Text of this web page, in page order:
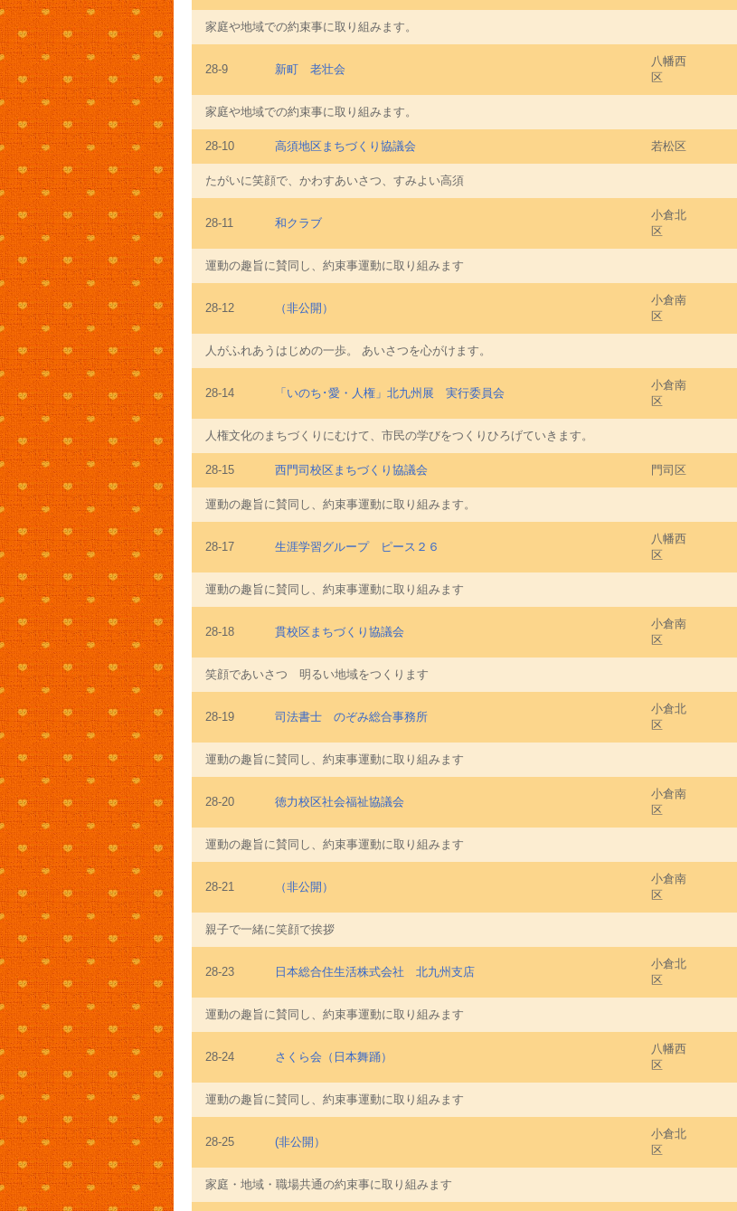
家庭や地域での約束事に取り組みます。
28-9 新町 老壮会
八幡西
区
家庭や地域での約束事に取り組みます。
28-10 高須地区まちづくり協議会 若松区
たがいに笑顔で、かわすあいさつ、すみよい高須
28-11 和クラブ
小倉北
区
運動の趣旨に賛同し、約束事運動に取り組みます
28-12 （非公開）
小倉南
区
人がふれあうはじめの一歩。 あいさつを心がけます。
28-14 「いのち･愛・人権」北九州展 実行委員会
小倉南
区
人権文化のまちづくりにむけて、市民の学びをつくりひろげていきます。
28-15 西門司校区まちづくり協議会 門司区
運動の趣旨に賛同し、約束事運動に取り組みます。
28-17 生涯学習グループ ピース２６
八幡西
区
運動の趣旨に賛同し、約束事運動に取り組みます
28-18 貫校区まちづくり協議会
小倉南
区
笑顔であいさつ 明るい地域をつくります
28-19 司法書士 のぞみ総合事務所
小倉北
区
運動の趣旨に賛同し、約束事運動に取り組みます
28-20 徳力校区社会福祉協議会
小倉南
区
運動の趣旨に賛同し、約束事運動に取り組みます
28-21 （非公開）
小倉南
区
親子で一緒に笑顔で挨拶
28-23 日本総合住生活株式会社 北九州支店
小倉北
区
運動の趣旨に賛同し、約束事運動に取り組みます
28-24 さくら会（日本舞踊）
八幡西
区
運動の趣旨に賛同し、約束事運動に取り組みます
28-25 (非公開）
小倉北
区
家庭・地域・職場共通の約束事に取り組みます